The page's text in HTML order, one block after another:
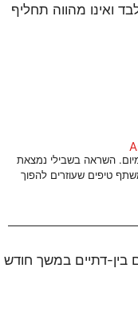
ואינו מהווה תחליף
השראה בשבילי נמצאת
טיפים שעוזרים להפוך
דתיים במשך חודש